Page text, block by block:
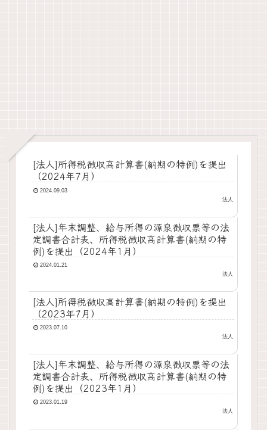
[法人]所得税徴収高計算書(納期の特例)を提出
（2024年7月）
2024.09.03
法人
[法人]年末調整、給与所得の源泉徴収票等の法
定調書合計表、所得税徴収高計算書(納期の特
例)を提出（2024年1月）
2024.01.21
法人
[法人]所得税徴収高計算書(納期の特例)を提出
（2023年7月）
2023.07.10
法人
[法人]年末調整、給与所得の源泉徴収票等の法
定調書合計表、所得税徴収高計算書(納期の特
例)を提出（2023年1月）
2023.01.19
法人